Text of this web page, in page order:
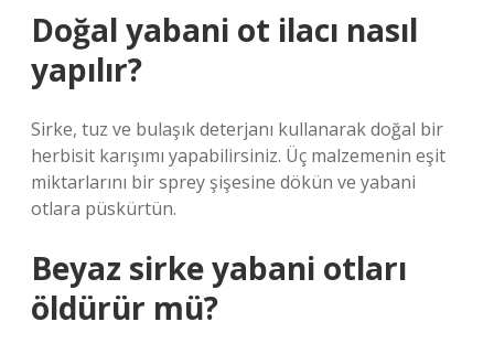
Doğal yabani ot ilacı nasıl
yapılır?
Sirke, tuz ve bulaşık deterjanı kullanarak doğal bir
herbisit karışımı yapabilirsiniz. Üç malzemenin eşit
miktarlarını bir sprey şişesine dökün ve yabani
otlara püskürtün.
Beyaz sirke yabani otları
öldürür mü?